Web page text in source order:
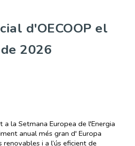
d'OECOOP el
2026
a la Setmana Europea de l'Energia
anual més gran d' Europa
i a l’ús eficient de